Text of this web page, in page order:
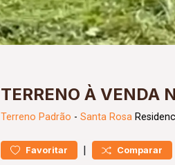
TERRENO À VENDA
Terreno Padrão - Santa Rosa
Favoritar | Comparar